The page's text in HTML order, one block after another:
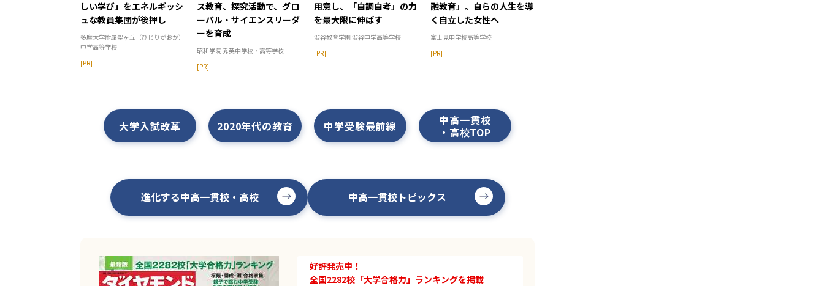
しい学び」をエネルギッシ
ュな教員集団が後押し
多摩大学附属聖ヶ丘（ひじりがおか）
中学高等学校
[PR]
ス教育、探究活動で、グロ
ーバル・サイエンスリーダ
ーを育成
昭和学院 秀英中学校・高等学校
[PR]
用意し、「自調自考」の力
を最大限に伸ばす
渋谷教育学園 渋谷中学高等学校
[PR]
融教育」。自らの人生を導
く自立した女性へ
富士見中学校高等学校
[PR]
大学入試改革 2020年代の教育 中学受験最前線
中高一貫校
・高校TOP
進化する中高一貫校・高校 中高一貫校トピックス
好評発売中！
全国2282校「大学合格力」ランキングを掲載